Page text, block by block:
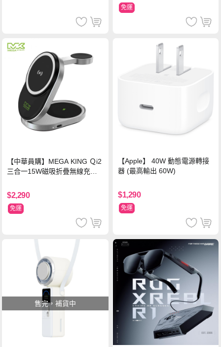
免運
【中華員購】MEGA KING Ｑi2
三合一15W磁吸折疊無線充電
$2,290
免運
【Apple】 40W 動態電源轉接
器 (最高輸出 60W)
$1,290
免運
售完，補貨中